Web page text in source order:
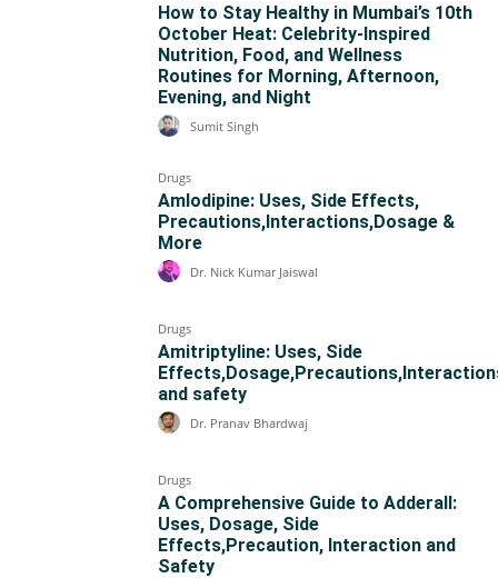
How to Stay Healthy in Mumbai’s 10th
October Heat: Celebrity-Inspired
Nutrition, Food, and Wellness
Routines for Morning, Afternoon,
Evening, and Night
Sumit Singh
Drugs
Amlodipine: Uses, Side Effects,
Precautions,Interactions,Dosage &
More
Dr. Nick Kumar Jaiswal
Drugs
Amitriptyline: Uses, Side
and safety
Dr. Pranav Bhardwaj
Drugs
A Comprehensive Guide to Adderall:
Uses, Dosage, Side
Effects,Precaution, Interaction and
Safety